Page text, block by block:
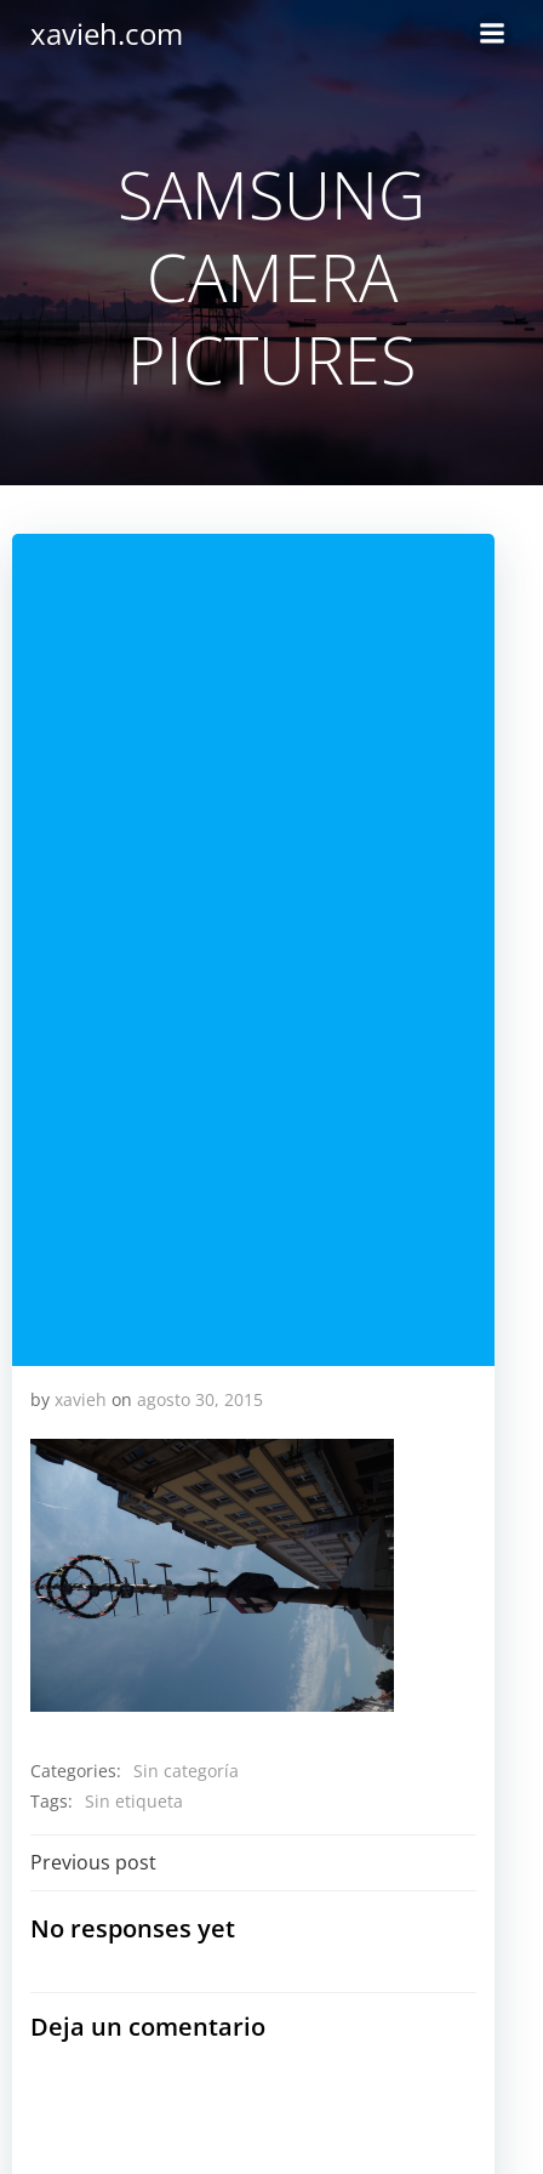
xavieh.com
SAMSUNG
CAMERA
PICTURES
by xavieh on agosto 30, 2015
Categories:
Sin categoría
Tags:
Sin etiqueta
Navegación
por
entradas
Previous post
No responses yet
Deja un comentario